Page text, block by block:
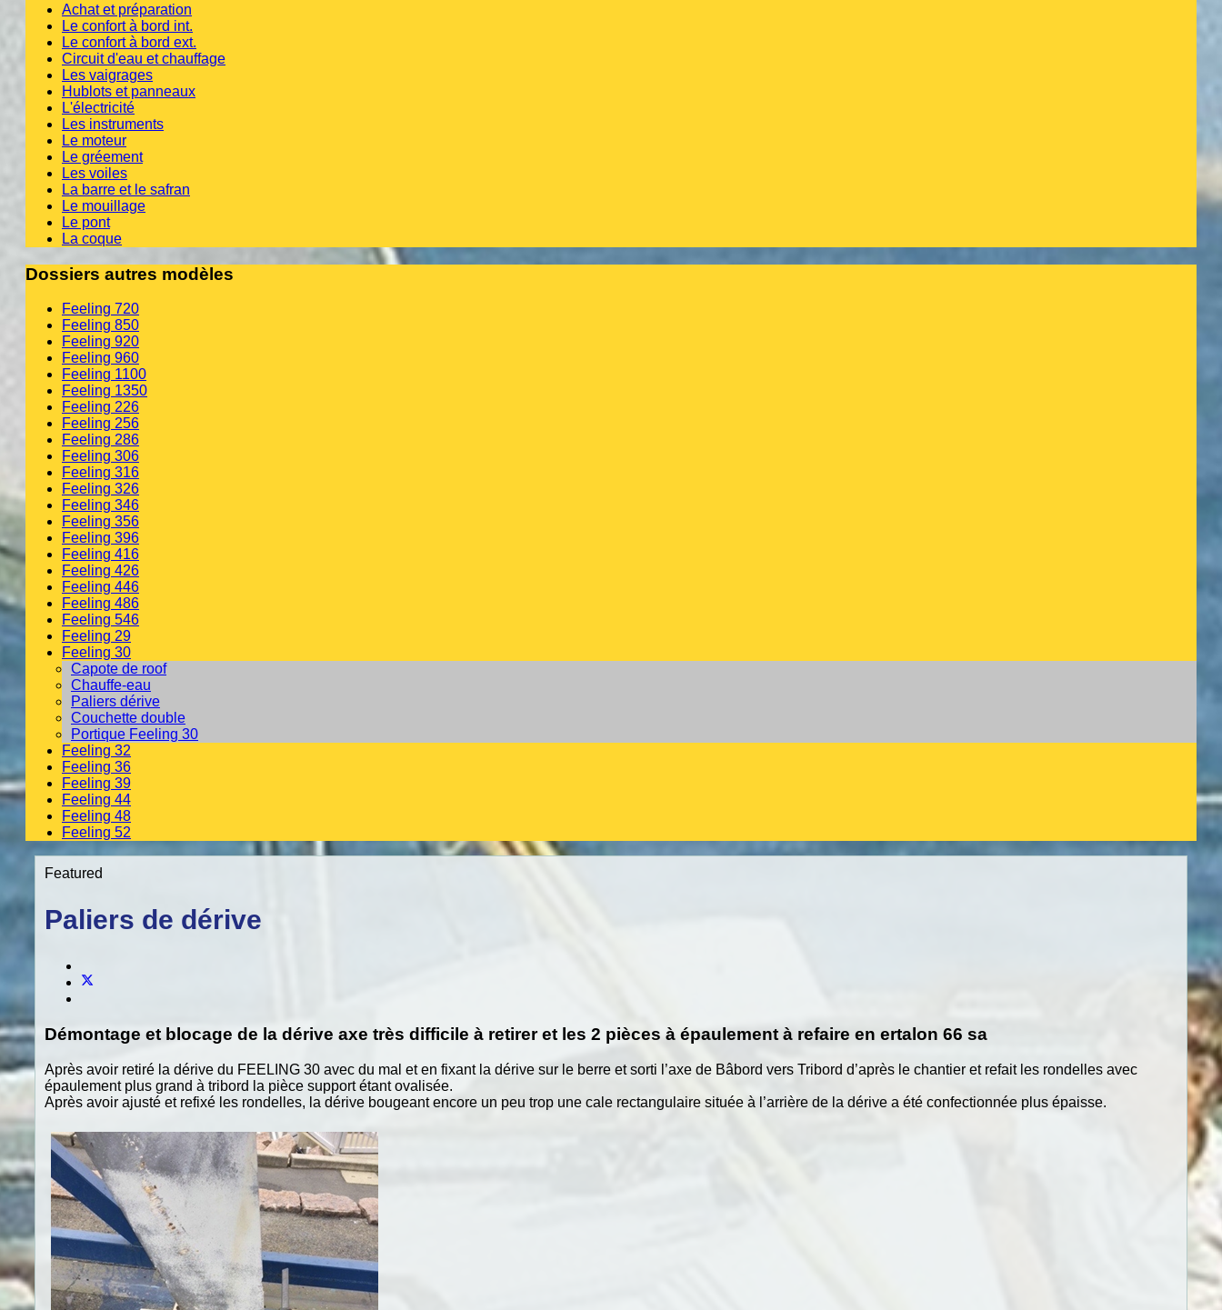
Achat et préparation
Le confort à bord int.
Le confort à bord ext.
Circuit d'eau et chauffage
Les vaigrages
Hublots et panneaux
L'électricité
Les instruments
Le moteur
Le gréement
Les voiles
La barre et le safran
Le mouillage
Le pont
La coque
Dossiers autres modèles
Feeling 720
Feeling 850
Feeling 920
Feeling 960
Feeling 1100
Feeling 1350
Feeling 226
Feeling 256
Feeling 286
Feeling 306
Feeling 316
Feeling 326
Feeling 346
Feeling 356
Feeling 396
Feeling 416
Feeling 426
Feeling 446
Feeling 486
Feeling 546
Feeling 29
Feeling 30
Capote de roof
Chauffe-eau
Paliers dérive
Couchette double
Portique Feeling 30
Feeling 32
Feeling 36
Feeling 39
Feeling 44
Feeling 48
Feeling 52
Featured
Paliers de dérive
Démontage et blocage de la dérive axe très difficile à retirer et les 2 pièces à épaulement à refaire en ertalon 66 sa
Après avoir retiré la dérive du FEELING 30 avec du mal et en fixant la dérive sur le berre et sorti l’axe de Bâbord vers Tribord d’après le chantier et refait les rondelles avec
épaulement plus grand à tribord la pièce support étant ovalisée.
Après avoir ajusté et refixé les rondelles, la dérive bougeant encore un peu trop une cale rectangulaire située à l’arrière de la dérive a été confectionnée plus épaisse.